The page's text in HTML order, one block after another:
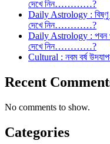
দেখে নিন…………?
Daily Astrology : বিষ্ণু
দেখে নিন…………?
Daily Astrology : পবন
দেখে নিন…………?
Cultural : নবম বর্ষ
Recent
No comments to show.
Categories